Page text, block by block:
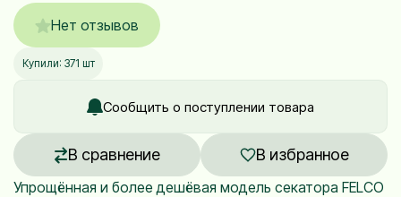
Нет отзывов
Купили: 371 шт
Сообщить о поступлении товара
В сравнение В избранное
Упрощённая и более дешёвая модель секатора FELCO